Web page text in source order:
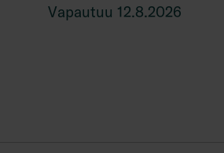
Vapautuu 12.8.2026